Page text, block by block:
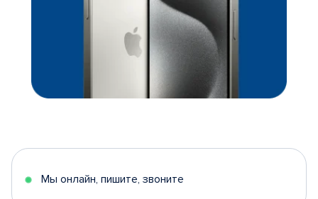
Мы онлайн, пишите, звоните